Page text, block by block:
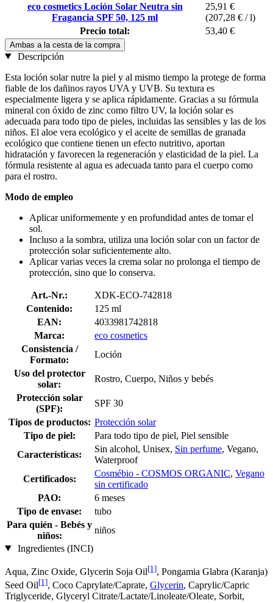
eco cosmetics Loción Solar Neutra sin
Fragancia SPF 50, 125 ml
25,91 €
(207,28 € / l)
Precio total:
53,40 €
Ambas a la cesta de la compra
Descripción
Esta loción solar nutre la piel y al mismo tiempo la protege de forma
fiable de los dañinos rayos UVA y UVB. Su textura es
especialmente ligera y se aplica rápidamente. Gracias a su fórmula
mineral con óxido de zinc como filtro UV, la loción solar es
adecuada para todo tipo de pieles, incluidas las sensibles y las de los
niños. El aloe vera ecológico y el aceite de semillas de granada
ecológico que contiene tienen un efecto nutritivo, aportan
hidratación y favorecen la regeneración y elasticidad de la piel. La
fórmula resistente al agua es adecuada tanto para el cuerpo como
para el rostro.
Modo de empleo
Aplicar uniformemente y en profundidad antes de tomar el
sol.
Incluso a la sombra, utiliza una loción solar con un factor de
protección solar suficientemente alto.
Aplicar varias veces la crema solar no prolonga el tiempo de
protección, sino que lo conserva.
Art.-Nr.:
XDK-ECO-742818
Contenido:
125 ml
EAN:
4033981742818
Marca:
eco cosmetics
Consistencia /
Formato:
Loción
Uso del protector
solar:
Rostro, Cuerpo, Niños y bebés
Protección solar
(SPF):
SPF 30
Tipos de productos: Protección solar
Tipo de piel:
Para todo tipo de piel, Piel sensible
Características:
Sin alcohol, Unisex, Sin perfume, Vegano,
Waterproof
Certificados:
Cosmébio - COSMOS ORGANIC, Vegano
sin certificado
PAO:
6 meses
Tipo de envase:
tubo
Para quién - Bebés y
niños:
niños
Ingredientes (INCI)
Aqua, Zinc Oxide, Glycerin Soja Oil[1], Pongamia Glabra (Karanja)
Seed Oil[1], Coco Caprylate/Caprate, Glycerin, Caprylic/Capric
Triglyceride, Glyceryl Citrate/Lactate/Linoleate/Oleate, Sorbit,